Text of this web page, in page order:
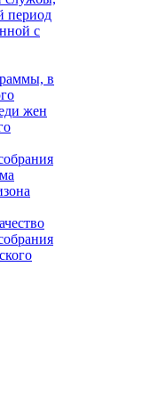
период
с
в
жен